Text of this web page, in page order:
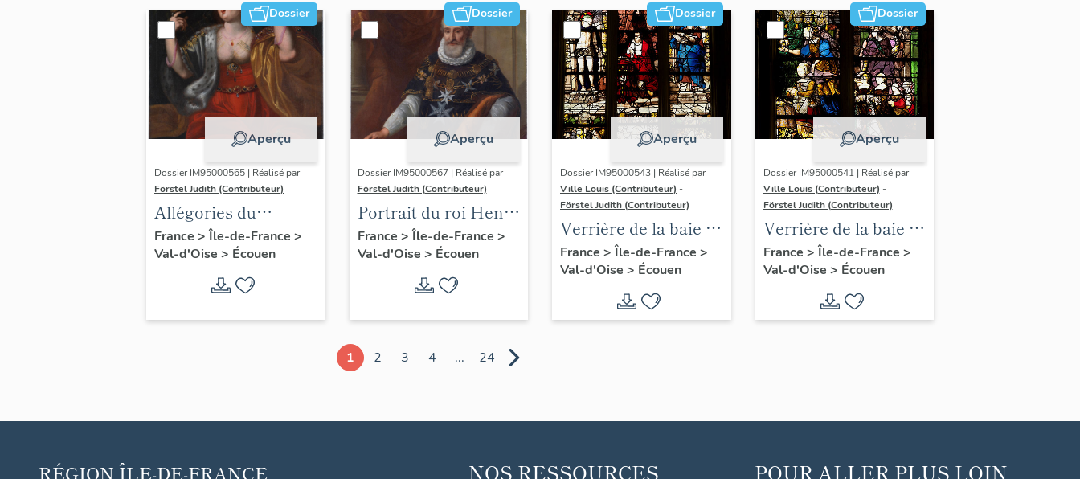
Dossier
Aperçu
Dossier IM95000565 | Réalisé par
Förstel Judith (Contributeur)
Allégories du
Toucher et de la
Vue.
France > Île-de-France >
Val-d'Oise > Écouen
Dossier
Aperçu
Dossier IM95000567 | Réalisé par
Förstel Judith (Contributeur)
Portrait du roi Henri
IV
France > Île-de-France >
Val-d'Oise > Écouen
Dossier
Aperçu
Dossier IM95000543 | Réalisé par
Ville Louis (Contributeur) -
Förstel Judith (Contributeur)
Verrière de la baie 4 :
le Péché Originel et
le Bon Pasteur, avec
donateur (Odet de
Coligny)
France > Île-de-France >
Val-d'Oise > Écouen
Dossier
Aperçu
Dossier IM95000541 | Réalisé par
Ville Louis (Contributeur) -
Förstel Judith (Contributeur)
Verrière de la baie 2 :
scènes de la Passion,
avec donatrices
France > Île-de-France >
Val-d'Oise > Écouen
1 2 3 4 ... 24
RÉGION ÎLE-DE-FRANCE NOS RESSOURCES POUR ALLER PLUS LOIN